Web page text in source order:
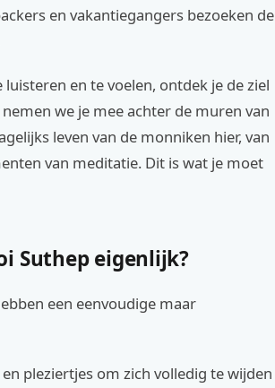
en vakantiegangers bezoeken de
en te voelen, ontdek je de ziel
we je mee achter de muren van
leven van de monniken hier, van
van meditatie. Dit is wat je moet
Suthep eigenlijk?
een eenvoudige maar
pleziertjes om zich volledig te wijden